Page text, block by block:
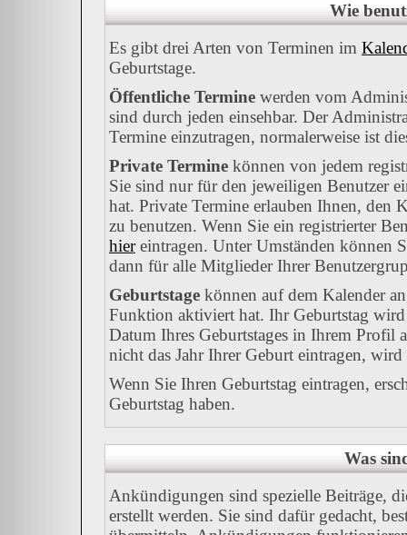
Wie
Es gibt drei Arten von Terminen im
Geburtstage.
Öffentliche Termine werden vom
sind durch jeden einsehbar. Der
Termine einzutragen, normalerweise ist
Private Termine können von jedem
Sie sind nur für den jeweiligen Benutzer
hat. Private Termine erlauben Ihnen, den
zu benutzen. Wenn Sie ein registrierter
hiereintragen. Unter Umständen können
dann für alle Mitglieder Ihrer
Geburtstage können auf dem Kalender
Funktion aktiviert hat. Ihr Geburtstag
Datum Ihres Geburtstages in Ihrem Profil
nicht das Jahr Ihrer Geburt eintragen,
Wenn Sie Ihren Geburtstag eintragen,
Geburtstag haben.
Was
Ankündigungen sind spezielle Beiträge,
erstellt werden. Sie sind dafür gedacht,